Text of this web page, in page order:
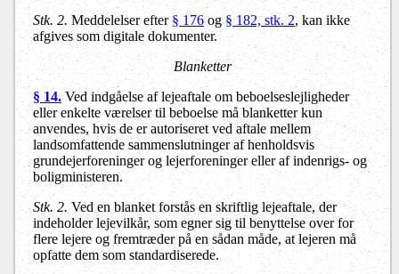
Stk. 2. Meddelelser efter§ 176 og § 182, stk. 2, kan ikke
afgives som digitale dokumenter.
Blanketter
§ 14. Ved indgåelse af lejeaftale om beboelseslejligheder
eller enkelte værelser til beboelse må blanketter kun
anvendes, hvis de er autoriseret ved aftale mellem
landsomfattende sammenslutninger af henholdsvis
grundejerforeninger og lejerforeninger eller af indenrigs- og
boligministeren.
Stk. 2.Ved en blanket forstås en skriftlig lejeaftale, der
indeholder lejevilkår, som egner sig til benyttelse over for
flere lejere og fremtræder på en sådan måde, at lejeren må
opfatte dem som standardiserede.